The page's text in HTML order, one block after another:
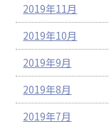
2019年11月
2019年10月
2019年9月
2019年8月
2019年7月